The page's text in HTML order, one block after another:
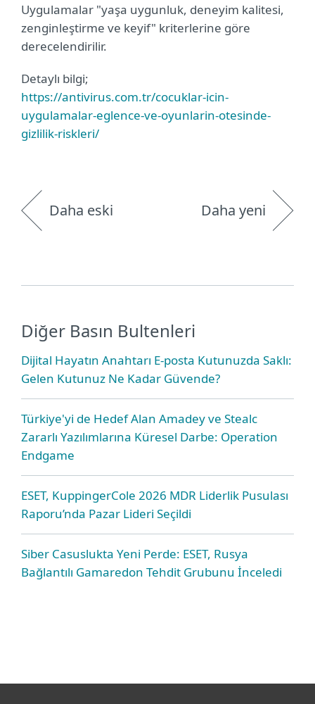
Uygulamalar "yaşa uygunluk, deneyim kalitesi,
zenginleştirme ve keyif" kriterlerine göre
derecelendirilir.
Detaylı bilgi;
https://antivirus.com.tr/cocuklar-icin-
uygulamalar-eglence-ve-oyunlarin-otesinde-
gizlilik-riskleri/
Daha eski Daha yeni
Diğer Basın Bultenleri
Dijital Hayatın Anahtarı E-posta Kutunuzda Saklı:
Gelen Kutunuz Ne Kadar Güvende?
Türkiye'yi de Hedef Alan Amadey ve Stealc
Zararlı Yazılımlarına Küresel Darbe: Operation
Endgame
ESET, KuppingerCole 2026 MDR Liderlik Pusulası
Raporu’nda Pazar Lideri Seçildi
Siber Casuslukta Yeni Perde: ESET, Rusya
Bağlantılı Gamaredon Tehdit Grubunu İnceledi